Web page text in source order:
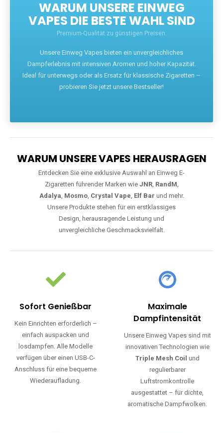
WARUM UNSERE EINWEG
VAPES DIE BESTE WAHL SIND
Premium-Qualität zu günstigen Preisen.
Unsere Einweg Vapes bieten ein unvergleichliches
Dampferlebnis mit intensiven Aromen und hoher Kapazität.
Ideal für unterwegs oder als Ersatz für klassische Zigaretten –
probieren Sie jetzt unsere Bestseller!
WARUM UNSERE VAPES HERAUSRAGEN
Entdecken Sie eine exklusive Auswahl an Einweg E-
Zigaretten führender Marken wie JNR, RandM,
Adalya, Mosmo, Crystal Vape, Elf Bar und mehr.
Unsere Produkte stehen für ein erstklassiges
Design, herausragende Leistung und
unvergleichliche Geschmacksvielfalt.
Sofort Genießbar
Kein Einrichten erforderlich –
einfach auspacken und
losdampfen. Alle Modelle
verfügen über einen USB-C-
Anschluss für eine bequeme
Wiederaufladung.
Maximale
Dampfintensität
Unsere Einweg Vapes sind mit
innovativen Technologien wie
Triple Mesh Coil und
regulierbarer
Luftstromkontrolle
ausgestattet – für dichte,
aromatische Dampfwolken.